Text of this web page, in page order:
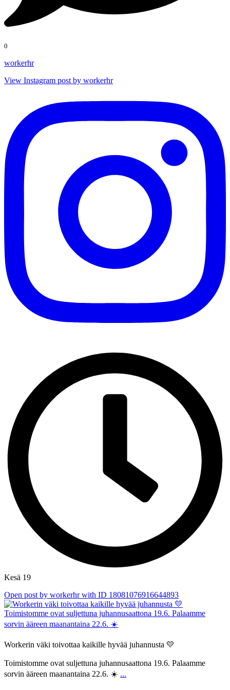
0
workerhr
View Instagram post by workerhr
Kesä 19
Open post by workerhr with ID 18081076916644893
Workerin väki toivottaa kaikille hyvää juhannusta 💛
Toimistomme ovat suljettuna juhannusaattona 19.6. Palaamme
sorvin ääreen maanantaina 22.6. ☀️ ...